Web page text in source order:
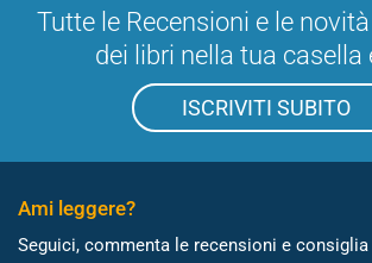
Tutte le Recensioni e le
dei libri nella tua casella
ISCRIVITI SUBITO
Ami leggere?
Seguici, commenta le recensioni e